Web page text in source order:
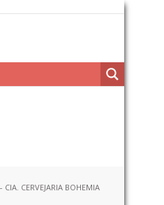
CIA. CERVEJARIA BOHEMIA